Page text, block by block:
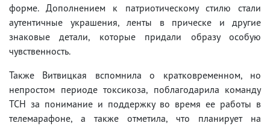
форме. Дополнением к патриотическому стилю стали
аутентичные украшения, ленты в прическе и другие
знаковые детали, которые придали образу особую
чувственность.
Также Витвицкая вспомнила о кратковременном, но
непростом периоде токсикоза, поблагодарила команду
ТСН за понимание и поддержку во время ее работы в
телемарафоне, а также отметила, что планирует на